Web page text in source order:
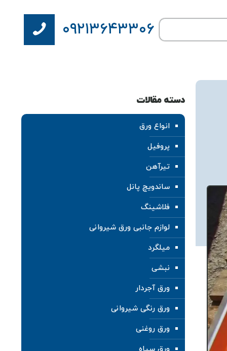
۰۹۲۱۳۶۴۳۳۰۶
دسته مقالات
انواع ورق
پروفیل
تیرآهن
ساندویچ پانل
فلاشینگ
لوازم جانبی ورق شیروانی
میلگرد
نبشی
ورق آجردار
ورق رنگی شیروانی
ورق روغنی